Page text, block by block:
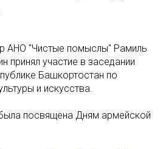
АНО "Чистые помыслы" Рамиль
принял участие в заседании
Башкортостан по
и искусства.
посвящена Дням армейской